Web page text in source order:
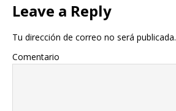
Leave a Reply
Tu dirección de correo no será publicada.
Comentario